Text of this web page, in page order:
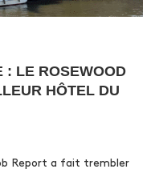
: LE ROSEWOOD
HÔTEL DU
Report a fait trembler